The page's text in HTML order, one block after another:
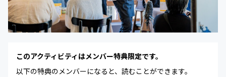
このアクティビティはメンバー特典限定です。
以下の特典のメンバーになると、読むことができます。